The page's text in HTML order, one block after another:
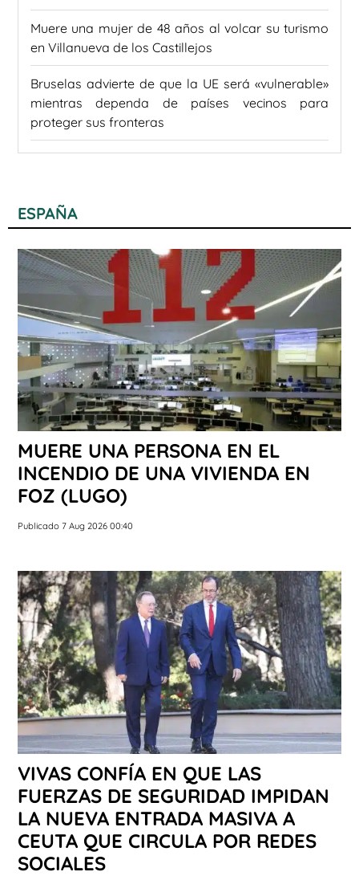
Muere una mujer de 48 años al volcar su turismo
en Villanueva de los Castillejos
Bruselas advierte de que la UE será «vulnerable»
mientras dependa de países vecinos para
proteger sus fronteras
ESPAÑA
MUERE UNA PERSONA EN EL
INCENDIO DE UNA VIVIENDA EN
FOZ (LUGO)
Publicado 7 Aug 2026 00:40
VIVAS CONFÍA EN QUE LAS
FUERZAS DE SEGURIDAD IMPIDAN
LA NUEVA ENTRADA MASIVA A
CEUTA QUE CIRCULA POR REDES
SOCIALES